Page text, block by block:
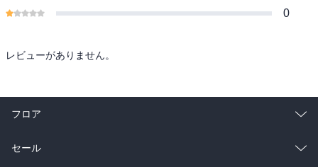
0
レビューがありません。
フロア
総合
セール